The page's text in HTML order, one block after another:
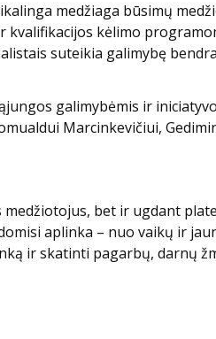
medžiaga būsimų
kvalifikacijos kėlimo
suteikia galimybę
galimybėmis ir
Marcinkevičiui,
bet ir ugdant
aplinka – nuo vaikų ir
ir skatinti pagarbų, darnų